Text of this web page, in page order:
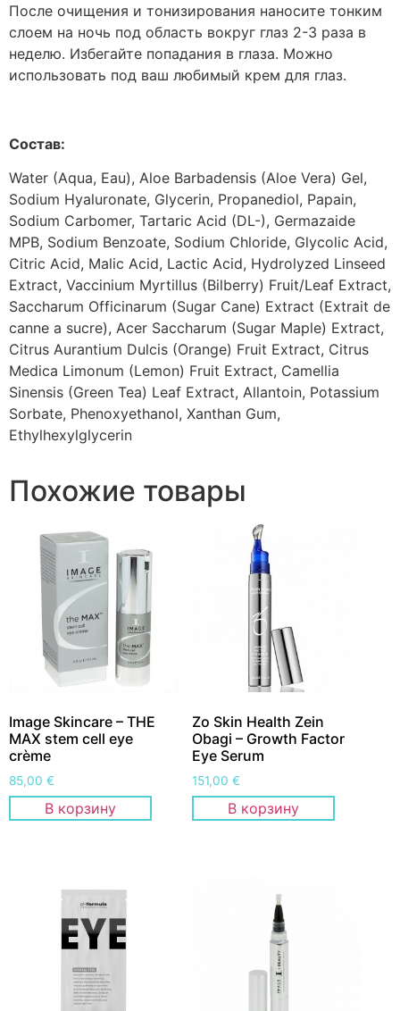
После очищения и тонизирования наносите тонким
слоем на ночь под область вокруг глаз 2-3 раза в
неделю. Избегайте попадания в глаза. Можно
использовать под ваш любимый крем для глаз.
Состав:
Water (Aqua, Eau), Aloe Barbadensis (Aloe Vera) Gel,
Sodium Hyaluronate, Glycerin, Propanediol, Papain,
Sodium Carbomer, Tartaric Acid (DL-), Germazaide
MPB, Sodium Benzoate, Sodium Chloride, Glycolic Acid,
Citric Acid, Malic Acid, Lactic Acid, Hydrolyzed Linseed
Extract, Vaccinium Myrtillus (Bilberry) Fruit/Leaf Extract,
Saccharum Officinarum (Sugar Cane) Extract (Extrait de
canne a sucre), Acer Saccharum (Sugar Maple) Extract,
Citrus Aurantium Dulcis (Orange) Fruit Extract, Citrus
Medica Limonum (Lemon) Fruit Extract, Camellia
Sinensis (Green Tea) Leaf Extract, Allantoin, Potassium
Sorbate, Phenoxyethanol, Xanthan Gum,
Ethylhexylglycerin
Похожие товары
Image Skincare – THE
MAX stem cell eye
crème
85,00 €
В корзину
Zo Skin Health Zein
Obagi – Growth Factor
Eye Serum
151,00€
В корзину